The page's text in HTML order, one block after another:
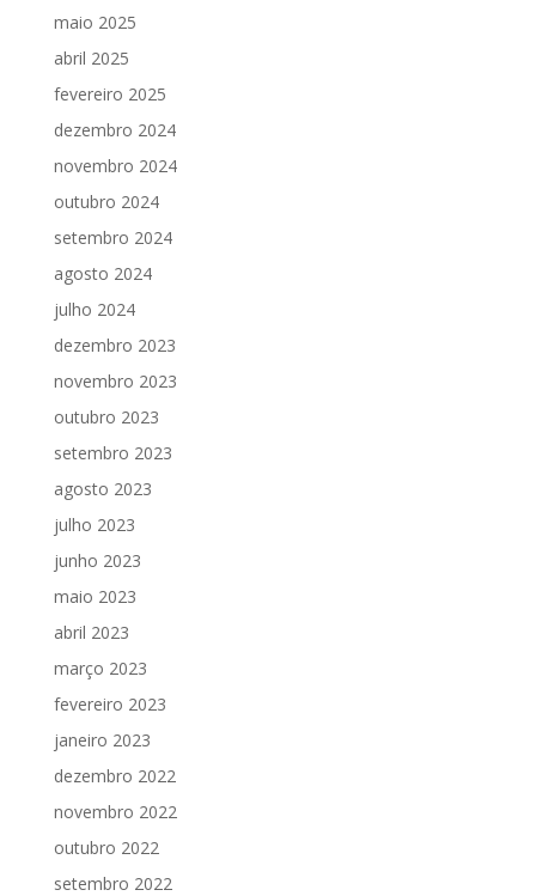
maio 2025
abril 2025
fevereiro 2025
dezembro 2024
novembro 2024
outubro 2024
setembro 2024
agosto 2024
julho 2024
dezembro 2023
novembro 2023
outubro 2023
setembro 2023
agosto 2023
julho 2023
junho 2023
maio 2023
abril 2023
março 2023
fevereiro 2023
janeiro 2023
dezembro 2022
novembro 2022
outubro 2022
setembro 2022